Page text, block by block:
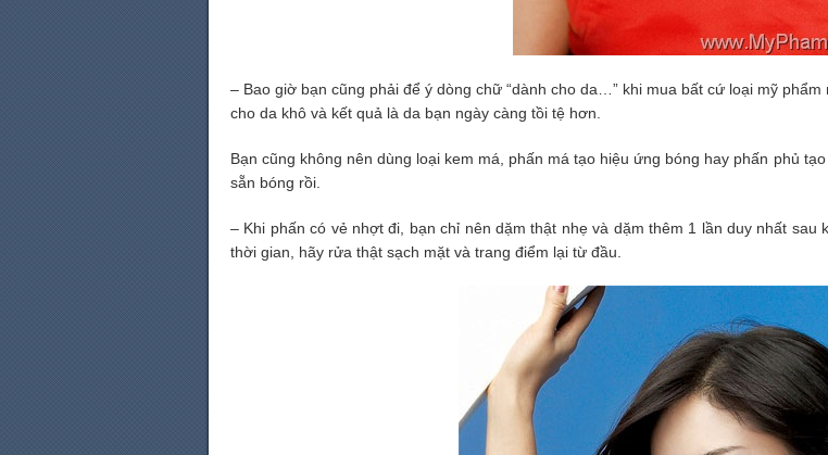
– Bao giờ bạn cũng phải để ý dòng chữ “dành cho da…” khi mua bất cứ loại mỹ
cho da khô và kết quả là da bạn ngày càng tồi tệ hơn.
Bạn cũng không nên dùng loại kem má, phấn má tạo hiệu ứng bóng hay phấn phủ
sẵn bóng rồi.
– Khi phấn có vẻ nhợt đi, bạn chỉ nên dặm thật nhẹ và dặm thêm 1 lần duy nhất
thời gian, hãy rửa thật sạch mặt và trang điểm lại từ đầu.